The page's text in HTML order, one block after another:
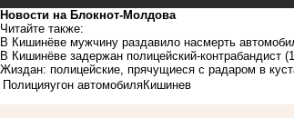
Новости на Блoкнoт-Молдова
Читайте также:
В Кишинёве мужчину раздавило насмерть
В Кишинёве задержан полицейский-контрабандист
Жиздан: полицейские, прячущиеся с радаром в
Полицияугон автомобиляКишинев